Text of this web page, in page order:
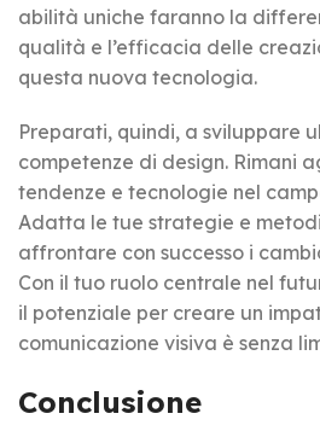
abilità uniche faranno la
qualità e l’efficacia delle
questa nuova tecnologia.
Preparati, quindi, a sviluppare
competenze di design. Rimani
tendenze e tecnologie nel
Adatta le tue strategie e
affrontare con successo i
Con il tuo ruolo centrale nel
il potenziale per creare un
comunicazione visiva è senza
Conclusione